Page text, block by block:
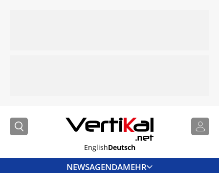
EnglishDeutsch
NEWSAGENDAMEHR